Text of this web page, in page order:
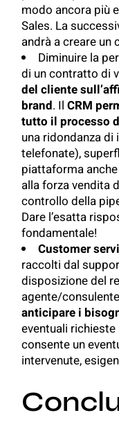
modo ancora più
Sales. La
andrà a creare
Diminuire la
di un contratto di
del cliente
brand. IlCRM
tutto il processo
una ridondanza
telefonate),
piattaforma
alla forza vendita
controllo della
Dare l’esatta
fondamentale!
Customer
raccolti dal
disposizione del
agente/
anticipare i
eventuali
consente un
intervenute,